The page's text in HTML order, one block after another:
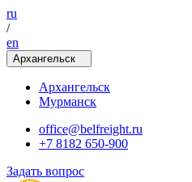
ru
/
en
Архангельск
Архангельск
Мурманск
office@belfreight.ru
+7 8182 650-900
Задать вопрос